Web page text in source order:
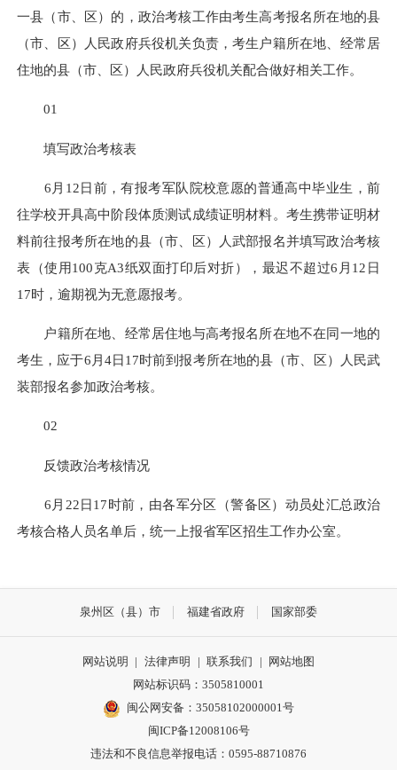
一县（市、区）的，政治考核工作由考生高考报名所在地的县
（市、区）人民政府兵役机关负责，考生户籍所在地、经常居
住地的县（市、区）人民政府兵役机关配合做好相关工作。
01
填写政治考核表
6月12日前，有报考军队院校意愿的普通高中毕业生，前
往学校开具高中阶段体质测试成绩证明材料。考生携带证明材
料前往报考所在地的县（市、区）人武部报名并填写政治考核
表（使用100克A3纸双面打印后对折），最迟不超过6月12日
17时，逾期视为无意愿报考。
户籍所在地、经常居住地与高考报名所在地不在同一地的
考生，应于6月4日17时前到报考所在地的县（市、区）人民武
装部报名参加政治考核。
02
反馈政治考核情况
6月22日17时前，由各军分区（警备区）动员处汇总政治
考核合格人员名单后，统一上报省军区招生工作办公室。
泉州区（县）市 福建省政府 国家部委
网站说明 | 法律声明 | 联系我们 | 网站地图
网站标识码：3505810001
闽公网安备：35058102000001号
闽ICP备12008106号
违法和不良信息举报电话：0595-88710876